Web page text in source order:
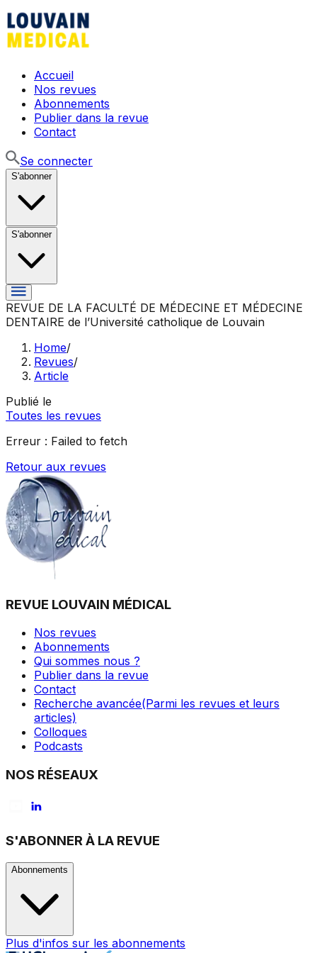
Accueil
Nos revues
Abonnements
Publier dans la revue
Contact
Se connecter
S'abonner
S'abonner
REVUE DE LA FACULTÉ DE MÉDECINE ET MÉDECINE
DENTAIRE de l’Université catholique de Louvain
Home/
Revues/
Article
Publié le
Toutes les revues
Erreur : Failed to fetch
Retour aux revues
REVUE LOUVAIN MÉDICAL
Nos revues
Abonnements
Qui sommes nous ?
Publier dans la revue
Contact
Recherche avancée(Parmi les revues et leurs
articles)
Colloques
Podcasts
NOS RÉSEAUX
S'ABONNER À LA REVUE
Abonnements
Plus d'infos sur les abonnements